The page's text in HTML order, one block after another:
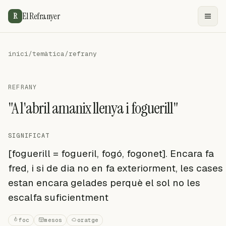
R El Refranyer
inici/temàtica/refrany
REFRANY
"A l'abril amanix llenya i foguerill"
SIGNIFICAT
[foguerill = fogueril, fogó, fogonet]. Encara fa
fred, i si de dia no en fa exteriorment, les cases
estan encara gelades perquè el sol no les
escalfa suficientment
foc mesos oratge